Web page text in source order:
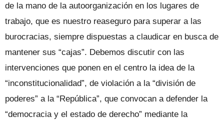
de la mano de la autoorganización en los lugares de
trabajo, que es nuestro reaseguro para superar a las
burocracias, siempre dispuestas a claudicar en busca de
mantener sus “cajas”. Debemos discutir con las
intervenciones que ponen en el centro la idea de la
“inconstitucionalidad”, de violación a la “división de
poderes” a la “República”, que convocan a defender la
“democracia y el estado de derecho” mediante la